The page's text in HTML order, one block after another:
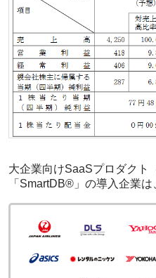
大企業向けSaaSプロダクト
「SmartDB®」の導入企業は